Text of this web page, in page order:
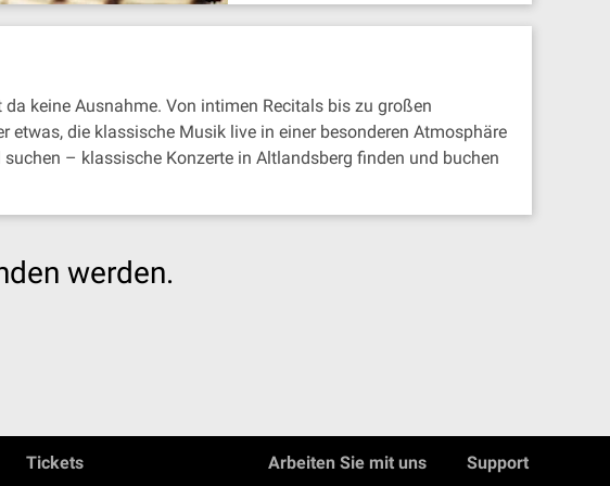
keine Ausnahme. Von intimen Recitals bis zu großen
die klassische Musik live in einer besonderen Atmosphäre
– klassische Konzerte in Altlandsberg finden und buchen
werden.
Tickets Arbeiten Sie mit uns Support